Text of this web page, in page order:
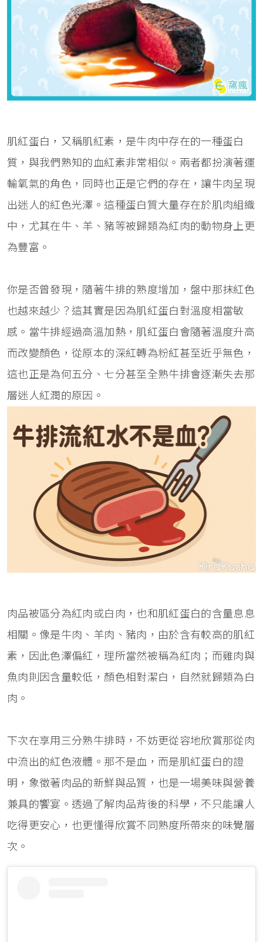
肌紅蛋白，又稱肌紅素，是牛肉中存在的一種蛋白
質，與我們熟知的血紅素非常相似。兩者都扮演著運
輸氧氣的角色，同時也正是它們的存在，讓牛肉呈現
出迷人的紅色光澤。這種蛋白質大量存在於肌肉組織
中，尤其在牛、羊、豬等被歸類為紅肉的動物身上更
為豐富。
你是否曾發現，隨著牛排的熟度增加，盤中那抹紅色
也越來越少？這其實是因為肌紅蛋白對溫度相當敏
感。當牛排經過高溫加熱，肌紅蛋白會隨著溫度升高
而改變顏色，從原本的深紅轉為粉紅甚至近乎無色，
這也正是為何五分、七分甚至全熟牛排會逐漸失去那
層迷人紅潤的原因。
肉品被區分為紅肉或白肉，也和肌紅蛋白的含量息息
相關。像是牛肉、羊肉、豬肉，由於含有較高的肌紅
素，因此色澤偏紅，理所當然被稱為紅肉；而雞肉與
魚肉則因含量較低，顏色相對潔白，自然就歸類為白
肉。
下次在享用三分熟牛排時，不妨更從容地欣賞那從肉
中流出的紅色液體。那不是血，而是肌紅蛋白的證
明，象徵著肉品的新鮮與品質，也是一場美味與營養
兼具的饗宴。透過了解肉品背後的科學，不只能讓人
吃得更安心，也更懂得欣賞不同熟度所帶來的味覺層
次。